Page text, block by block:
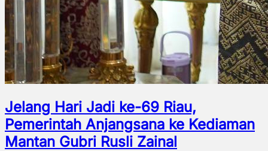
Jelang Hari Jadi ke-69 Riau,
Pemerintah Anjangsana ke Kediaman
Mantan Gubri Rusli Zainal